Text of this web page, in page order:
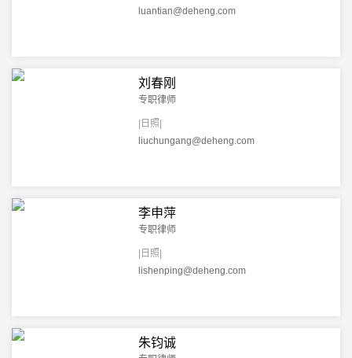
luantian@deheng.com
刘春刚
专职律师
|日照|
liuchungang@deheng.com
李申萍
专职律师
|日照|
lishenping@deheng.com
朱钧诚